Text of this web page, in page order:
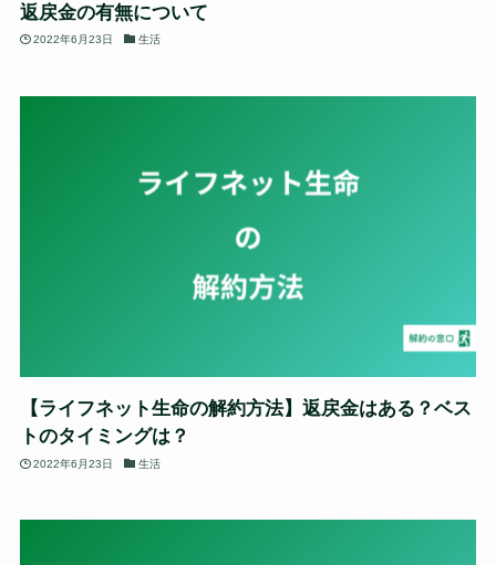
返戻金の有無について
2022年6月23日 生活
【ライフネット生命の解約方法】返戻金はある？ベス
トのタイミングは？
2022年6月23日 生活